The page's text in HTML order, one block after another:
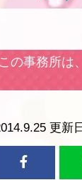
の事務所は
更新